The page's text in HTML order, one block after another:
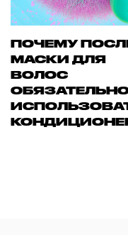
ПОЧЕМУ
МАСКИ ДЛЯ
ВОЛОС